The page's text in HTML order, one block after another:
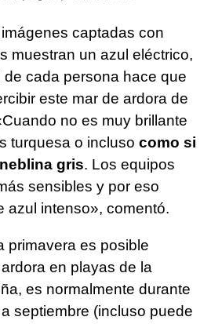
captadas con
muestran un azul eléctrico,
de cada persona hace que
este mar de ardora de
no es muy brillante
turquesa o incluso como si
gris. Los equipos
sensibles y por eso
azul intenso», comentó.
primavera es posible
en playas de la
es normalmente durante
septiembre (incluso puede